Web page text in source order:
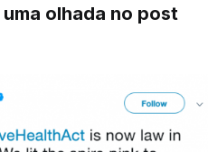
olhada no post